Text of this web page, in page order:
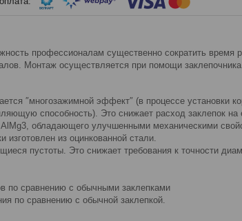
профессионалам существенно сократить время
Монтаж осуществляется при помощи заклепочника.
″многозажимной эффект″ (в процессе установки
способность). Это снижает расход заклепок
обладающего улучшенными механическими
из оцинкованной стали.
пустоты. Это снижает требования к точности
по сравнению с обычными заклепками
по сравнению с обычной заклепкой.